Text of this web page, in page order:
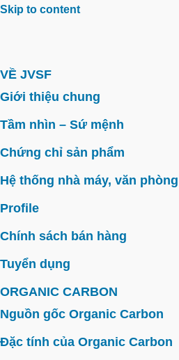
Skip to content
VỀ JVSF
Giới thiệu chung
Tầm nhìn – Sứ mệnh
Chứng chỉ sản phẩm
Hệ thống nhà máy, văn phòng
Profile
Chính sách bán hàng
Tuyển dụng
ORGANIC CARBON
Nguồn gốc Organic Carbon
Đặc tính của Organic Carbon